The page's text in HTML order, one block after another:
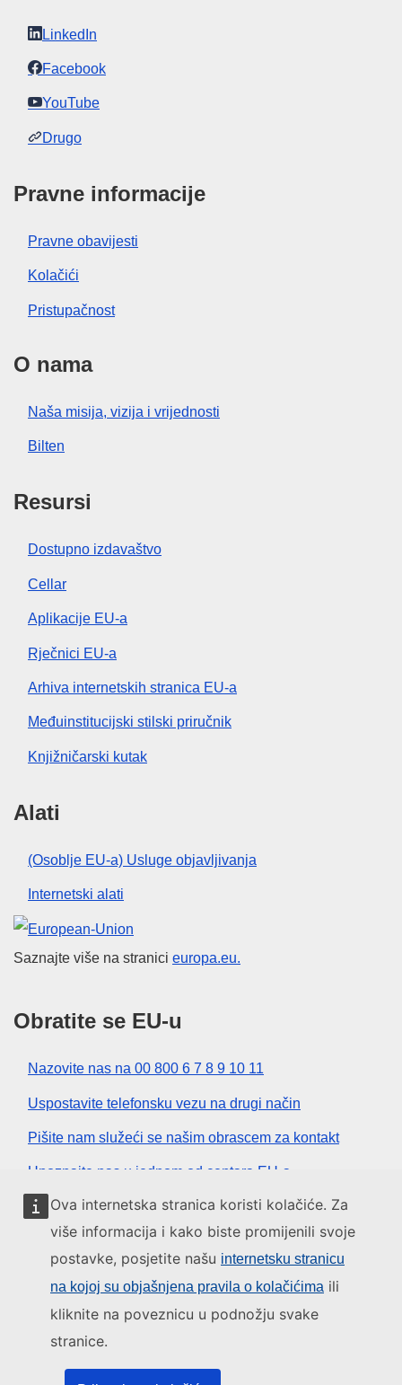
Ova internetska stranica koristi kolačiće. Za
više informacija i kako biste promijenili svoje
postavke, posjetite našu internetsku stranicu
na kojoj su objašnjena pravila o kolačićima ili
kliknite na poveznicu u podnožju svake
stranice.
LinkedIn
Facebook
YouTube
Drugo
Pravne informacije
Pravne obavijesti
Kolačići
Pristupačnost
O nama
Naša misija, vizija i vrijednosti
Bilten
Resursi
Dostupno izdavaštvo
Cellar
Aplikacije EU-a
Rječnici EU-a
Arhiva internetskih stranica EU-a
Međuinstitucijski stilski priručnik
Knjižničarski kutak
Alati
(Osoblje EU-a) Usluge objavljivanja
Internetski alati
Europska unija
Saznajte više na stranici europa.eu.
Obratite se EU-u
Nazovite nas na 00 800 6 7 8 9 10 11
Uspostavite telefonsku vezu na drugi način
Pišite nam služeći se našim obrascem za kontakt
Upoznajte nas u jednom od centara EU-a
Društvene mreže
Institucije i tijela EU-a